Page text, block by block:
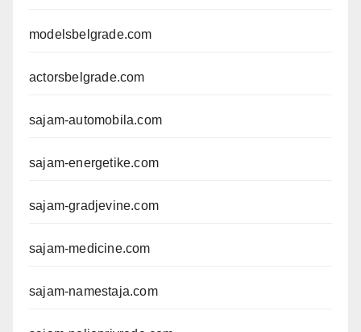
modelsbelgrade.com
actorsbelgrade.com
sajam-automobila.com
sajam-energetike.com
sajam-gradjevine.com
sajam-medicine.com
sajam-namestaja.com